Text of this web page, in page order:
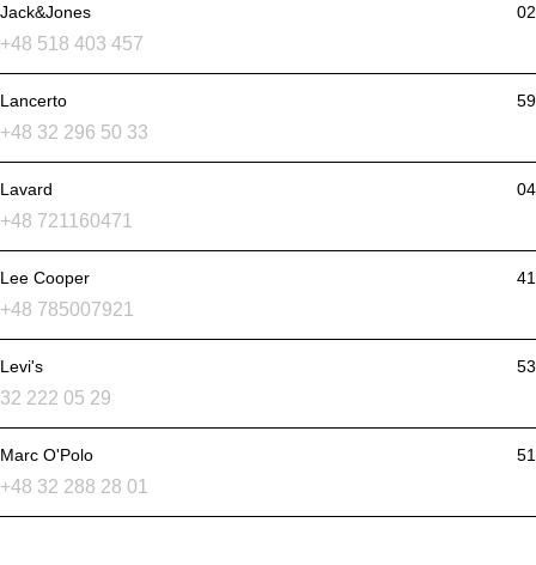
Jack&Jones 02
+48 518 403 457
Lancerto 59
+48 32 296 50 33
Lavard 04
+48 721160471
Lee Cooper 41
+48 785007921
Levi's 53
32 222 05 29
Marc O'Polo 51
+48 32 288 28 01